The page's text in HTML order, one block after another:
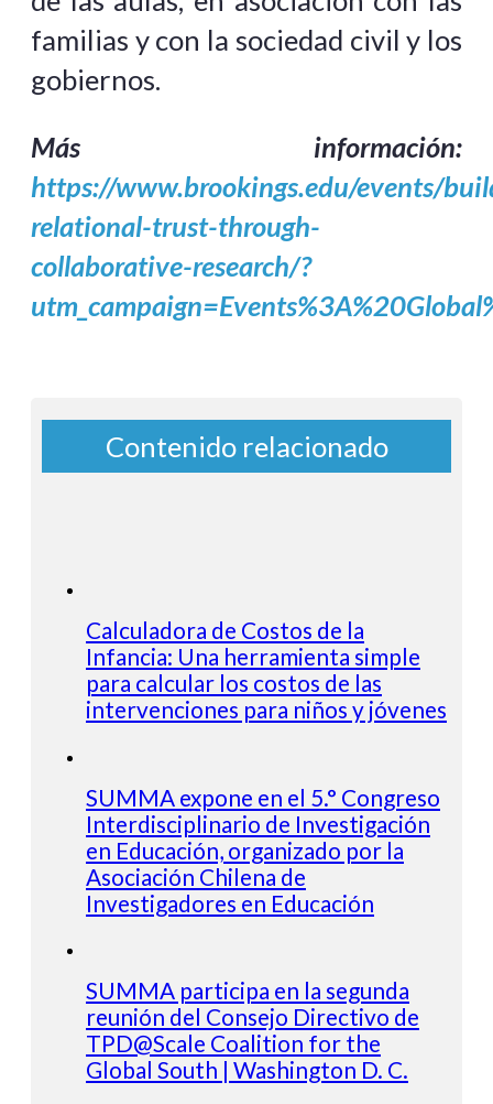
familias y con la sociedad civil y los
gobiernos.
Más información:
https://www.brookings.edu/events/
relational-trust-through-
collaborative-research/?
Contenido relacionado
Calculadora de Costos de la
Infancia: Una herramienta simple
para calcular los costos de las
intervenciones para niños y jóvenes
SUMMA expone en el 5.° Congreso
Interdisciplinario de Investigación
en Educación, organizado por la
Asociación Chilena de
Investigadores en Educación
SUMMA participa en la segunda
reunión del Consejo Directivo de
TPD@Scale Coalition for the
Global South | Washington D. C.